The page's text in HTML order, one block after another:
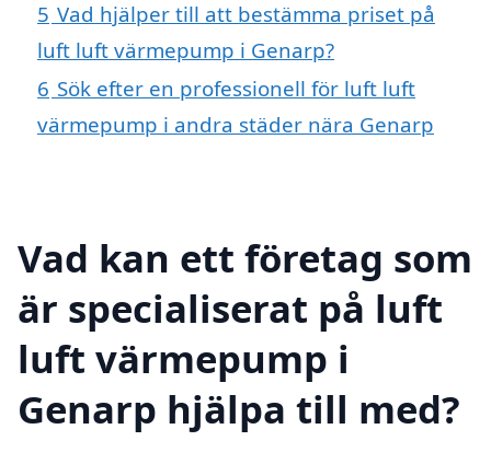
5 Vad hjälper till att bestämma priset på
luft luft värmepump i Genarp?
6 Sök efter en professionell för luft luft
värmepump i andra städer nära Genarp
Vad kan ett företag som
är specialiserat på luft
luft värmepump i
Genarp hjälpa till med?